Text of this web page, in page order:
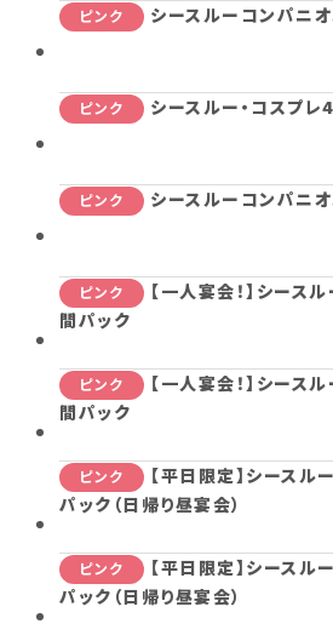
ピンク
シースルーコンパニ
ピンク
シースルー・コスプレ
ピンク
シースルーコンパニ
ピンク
【一人宴会！】シース
間パック
ピンク
【一人宴会！】シース
間パック
ピンク
【平日限定】シース
パック（日帰り昼宴会）
ピンク
【平日限定】シース
パック（日帰り昼宴会）